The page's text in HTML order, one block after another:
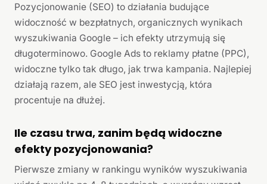
Pozycjonowanie (SEO) to działania budujące
widoczność w bezpłatnych, organicznych wynikach
wyszukiwania Google – ich efekty utrzymują się
długoterminowo. Google Ads to reklamy płatne (PPC),
widoczne tylko tak długo, jak trwa kampania. Najlepiej
działają razem, ale SEO jest inwestycją, która
procentuje na dłużej.
Ile czasu trwa, zanim będą widoczne
efekty pozycjonowania?
Pierwsze zmiany w rankingu wyników wyszukiwania